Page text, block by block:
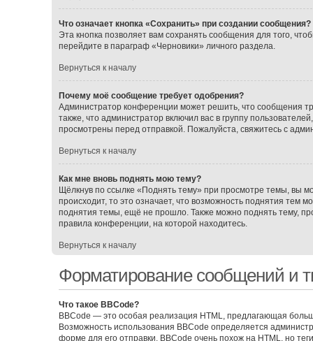
Что означает кнопка «Сохранить» при создании сообщения?
Эта кнопка позволяет вам сохранять сообщения для того,
перейдите в параграф «Черновики» личного раздела.
Вернуться к началу
Почему моё сообщение требует одобрения?
Администратор конференции может решить, что сообщения
также, что администратор включил вас в группу
просмотрены перед отправкой. Пожалуйста, свяжитесь с
Вернуться к началу
Как мне вновь поднять мою тему?
Щёлкнув по ссылке «Поднять тему» при просмотре темы, вы
происходит, то это означает, что возможность поднятия тем
поднятия темы, ещё не прошло. Также можно поднять тему,
правила конференции, на которой находитесь.
Вернуться к началу
Форматирование сообщений и
Что такое BBCode?
BBCode — это особая реализация HTML, предлагающая
Возможность использования BBCode определяется
форме для его отправки. BBCode очень похож на HTML, но